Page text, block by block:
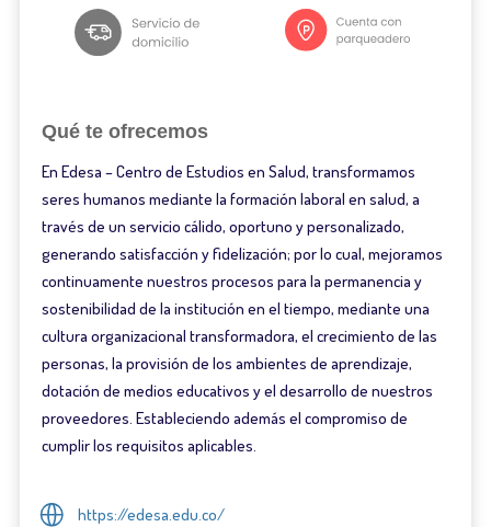
Qué te ofrecemos
En Edesa – Centro de Estudios en Salud, transformamos
seres humanos mediante la formación laboral en salud, a
través de un servicio cálido, oportuno y personalizado,
generando satisfacción y fidelización; por lo cual, mejoramos
continuamente nuestros procesos para la permanencia y
sostenibilidad de la institución en el tiempo, mediante una
cultura organizacional transformadora, el crecimiento de las
personas, la provisión de los ambientes de aprendizaje,
dotación de medios educativos y el desarrollo de nuestros
proveedores. Estableciendo además el compromiso de
cumplir los requisitos aplicables.
https://edesa.edu.co/